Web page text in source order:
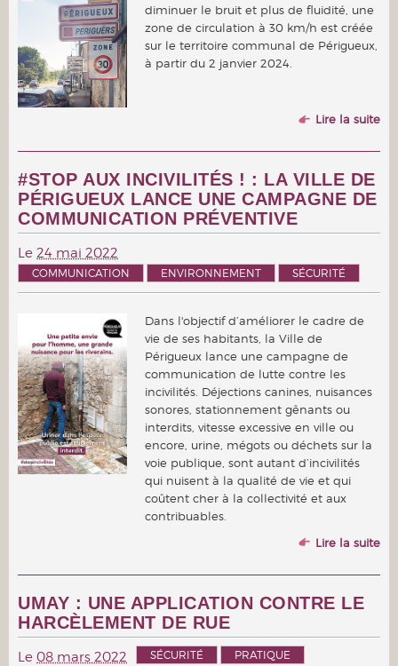
diminuer le bruit et plus de fluidité, une
zone de circulation à 30 km/h est créée
sur le territoire communal de Périgueux,
à partir du 2 janvier 2024.
Lire la suite
#STOP AUX INCIVILITÉS ! : LA VILLE DE
PÉRIGUEUX LANCE UNE CAMPAGNE DE
COMMUNICATION PRÉVENTIVE
Le 24 mai 2022
COMMUNICATION ENVIRONNEMENT SÉCURITÉ
Dans l'objectif d’améliorer le cadre de
vie de ses habitants, la Ville de
Périgueux lance une campagne de
communication de lutte contre les
incivilités. Déjections canines, nuisances
sonores, stationnement gênants ou
interdits, vitesse excessive en ville ou
encore, urine, mégots ou déchets sur la
voie publique, sont autant d’incivilités
qui nuisent à la qualité de vie et qui
coûtent cher à la collectivité et aux
contribuables.
Lire la suite
UMAY : UNE APPLICATION CONTRE LE
HARCÈLEMENT DE RUE
Le 08 mars 2022 SÉCURITÉ PRATIQUE